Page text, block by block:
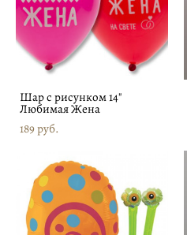
Шар с рисунком 14"
Любимая Жена
189 pуб.